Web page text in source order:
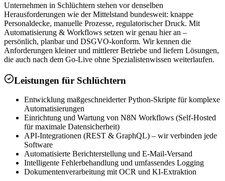
Unternehmen in Schlüchtern stehen vor denselben
Herausforderungen wie der Mittelstand bundesweit: knappe
Personaldecke, manuelle Prozesse, regulatorischer Druck. Mit
Automatisierung & Workflows setzen wir genau hier an –
persönlich, planbar und DSGVO-konform. Wir kennen die
Anforderungen kleiner und mittlerer Betriebe und liefern Lösungen,
die auch nach dem Go-Live ohne Spezialistenwissen weiterlaufen.
Leistungen für Schlüchtern
Entwicklung maßgeschneiderter Python-Skripte für komplexe
Automatisierungen
Einrichtung und Wartung von N8N Workflows (Self-Hosted
für maximale Datensicherheit)
API-Integrationen (REST & GraphQL) – wir verbinden jede
Software
Automatisierte Berichterstellung und E-Mail-Versand
Intelligente Fehlerbehandlung und umfassendes Logging
Dokumentenverarbeitung mit OCR und KI-Extraktion